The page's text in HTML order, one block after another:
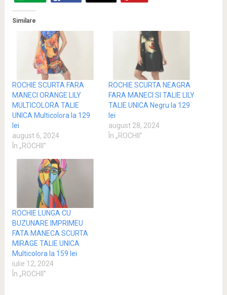
Similare
ROCHIE SCURTA FARA
MANECI ORANGE LILY
MULTICOLORA TALIE
UNICA Multicolora la 129
lei
august 6, 2024
În „ROCHII”
ROCHIE SCURTA NEAGRA
FARA MANECI SI TALIE LILY
TALIE UNICA Negru la 129
lei
august 28, 2024
În „ROCHII”
ROCHIE LUNGA CU
BUZUNARE IMPRIMEU
FATA MANECA SCURTA
MIRAGE TALIE UNICA
Multicolora la 159 lei
iulie 12, 2024
În „ROCHII”